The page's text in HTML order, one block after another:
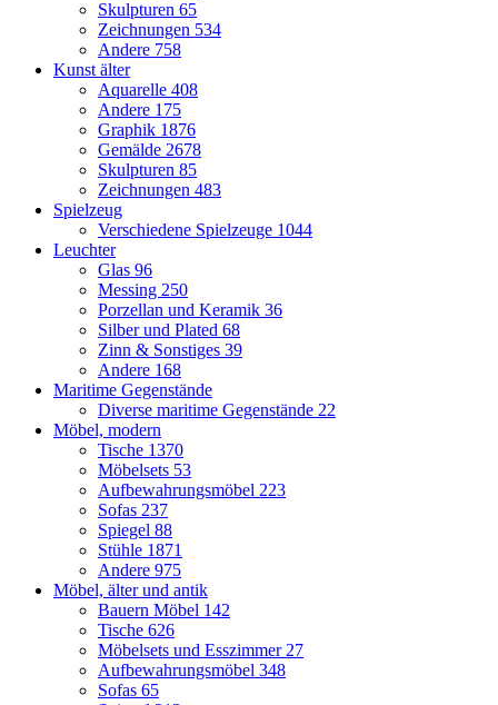
Skulpturen 65
Zeichnungen 534
Andere 758
Kunst älter
Aquarelle 408
Andere 175
Graphik 1876
Gemälde 2678
Skulpturen 85
Zeichnungen 483
Spielzeug
Verschiedene Spielzeuge 1044
Leuchter
Glas 96
Messing 250
Porzellan und Keramik 36
Silber und Plated 68
Zinn & Sonstiges 39
Andere 168
Maritime Gegenstände
Diverse maritime Gegenstände 22
Möbel, modern
Tische 1370
Möbelsets 53
Aufbewahrungsmöbel 223
Sofas 237
Spiegel 88
Stühle 1871
Andere 975
Möbel, älter und antik
Bauern Möbel 142
Tische 626
Möbelsets und Esszimmer 27
Aufbewahrungsmöbel 348
Sofas 65